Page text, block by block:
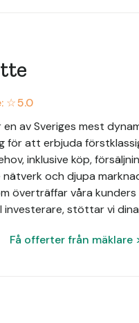
☆5.0
av Sveriges mest
för att erbjuda
inklusive köp,
och djupa
överträffar våra
investerare, stöttar vi
Få offerter från mäklare